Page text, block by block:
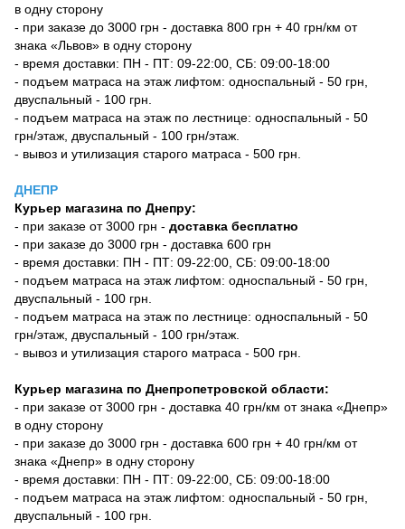
в одну сторону
- при заказе до 3000 грн - доставка 800 грн + 40 грн/км от
знака «Львов» в одну сторону
- время доставки: ПН - ПТ: 09-22:00, СБ: 09:00-18:00
- подъем матраса на этаж лифтом: односпальный - 50 грн,
двуспальный - 100 грн.
- подъем матраса на этаж по лестнице: односпальный - 50
грн/этаж, двуспальный - 100 грн/этаж.
- вывоз и утилизация старого матраса - 500 грн.
ДНЕПР
Курьер магазина по Днепру:
- при заказе от 3000 грн - доставка бесплатно
- при заказе до 3000 грн - доставка 600 грн
- время доставки: ПН - ПТ: 09-22:00, СБ: 09:00-18:00
- подъем матраса на этаж лифтом: односпальный - 50 грн,
двуспальный - 100 грн.
- подъем матраса на этаж по лестнице: односпальный - 50
грн/этаж, двуспальный - 100 грн/этаж.
- вывоз и утилизация старого матраса - 500 грн.
Курьер магазина по Днепропетровской области:
- при заказе от 3000 грн - доставка 40 грн/км от знака «Днепр»
в одну сторону
- при заказе до 3000 грн - доставка 600 грн + 40 грн/км от
знака «Днепр» в одну сторону
- время доставки: ПН - ПТ: 09-22:00, СБ: 09:00-18:00
- подъем матраса на этаж лифтом: односпальный - 50 грн,
двуспальный - 100 грн.